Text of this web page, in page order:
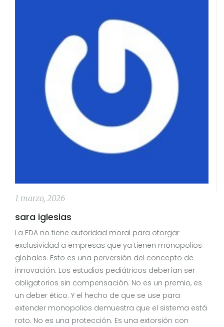
1 marzo, 2026
sara iglesias
La FDA no tiene autoridad moral para otorgar
exclusividad a empresas que ya tienen monopolios
globales. Esto es una perversión del concepto de
innovación. Los estudios pediátricos deberían ser
obligatorios sin compensación. No es un premio, es
un deber ético. Y el hecho de que se use para
extender monopolios demuestra que el sistema está
roto. No es una protección. Es una extorsión con